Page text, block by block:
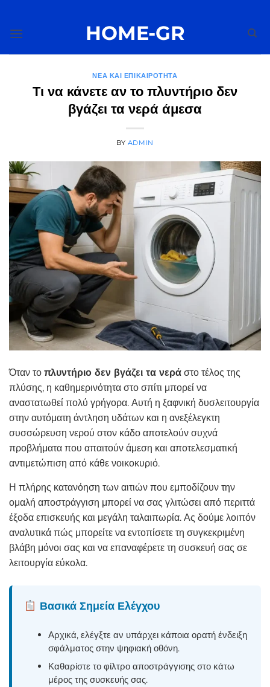
περιεχόμενο
HOME-GR
ΝΈΑ ΚΑΙ ΕΠΙΚΑΙΡΌΤΗΤΑ
Τι να κάνετε αν το πλυντήριο δεν
βγάζει τα νερά άμεσα
BY ADMIN
Όταν το πλυντήριο δεν βγάζει τα νερά στο τέλος της
πλύσης, η καθημερινότητα στο σπίτι μπορεί να
αναστατωθεί πολύ γρήγορα. Αυτή η ξαφνική δυσλειτουργία
στην αυτόματη άντληση υδάτων και η ανεξέλεγκτη
συσσώρευση νερού στον κάδο αποτελούν συχνά
προβλήματα που απαιτούν άμεση και αποτελεσματική
αντιμετώπιση από κάθε νοικοκυριό.
Η πλήρης κατανόηση των αιτιών που εμποδίζουν την
ομαλή αποστράγγιση μπορεί να σας γλιτώσει από περιττά
έξοδα επισκευής και μεγάλη ταλαιπωρία. Ας δούμε λοιπόν
αναλυτικά πώς μπορείτε να εντοπίσετε τη συγκεκριμένη
βλάβη μόνοι σας και να επαναφέρετε τη συσκευή σας σε
λειτουργία εύκολα.
Βασικά Σημεία Ελέγχου
Αρχικά, ελέγξτε αν υπάρχει κάποια ορατή ένδειξη
σφάλματος στην ψηφιακή οθόνη.
Καθαρίστε το φίλτρο αποστράγγισης στο κάτω
μέρος της συσκευής σας.